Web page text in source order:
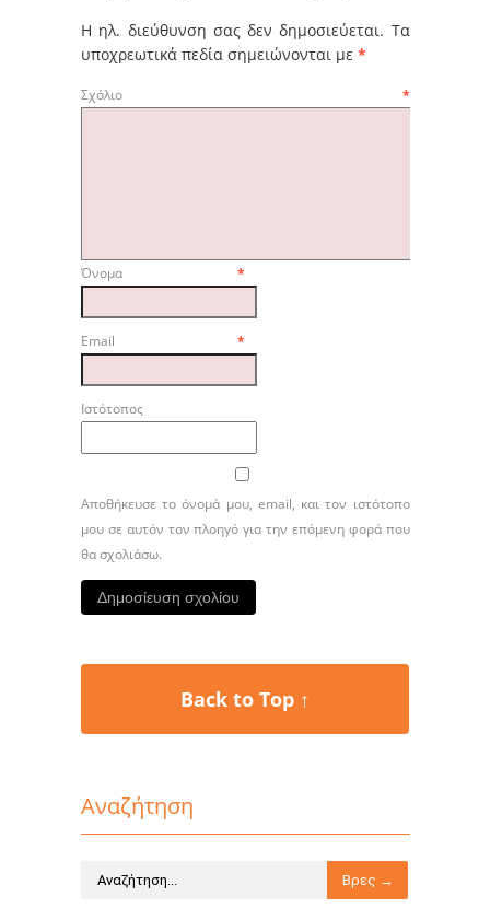
Η ηλ. διεύθυνση σας δεν δημοσιεύεται. Τα
υποχρεωτικά πεδία σημειώνονται με *
Σχόλιο *
Όνομα*
Email*
Ιστότοπος
Αποθήκευσε το όνομά μου, email, και τον ιστότοπο
μου σε αυτόν τον πλοηγό για την επόμενη φορά που
θα σχολιάσω.
Back to Top ↑
Αναζήτηση